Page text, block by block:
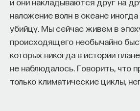
наложение волн в океане
убийцу. Мы сейчас живем в
происходящего необычайно
которых никогда в истории
не наблюдалось. Говорить, что
только климатические циклы,
ФИЛОСОФСКИЙ ПОИСК: НАЧАЛА